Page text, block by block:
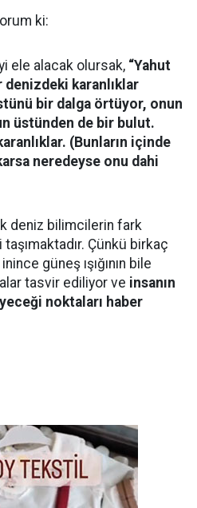
ki:
ele alacak olursak, “Yahut
karanlıklar
bir dalga örtüyor, onun
üstünden de bir bulut.
(Bunların içinde
neredeyse onu dahi
deniz bilimcilerin fark
Çünkü birkaç
güneş ışığının bile
tasvir ediliyor ve insanın
noktaları haber